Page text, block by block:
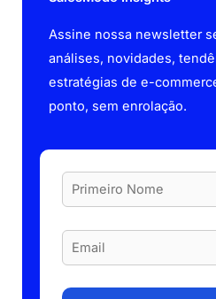
Assine nossa newsletter
análises, novidades,
estratégias de e-
ponto, sem enrolação.